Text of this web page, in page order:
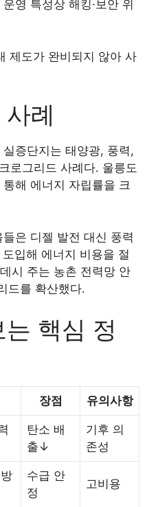
영 특성상 해킹·보안 위
제도가 완비되지 않아 사
례
증단지는 태양광, 풍력,
로그리드 사례다. 울릉도
해 에너지 자립률을 크
은 디젤 발전 대신 풍력
입해 에너지 비용을 절
시 주는 농촌 전력망 안
드를 확산했다.
는 핵심 정
장점 유의사항
탄소 배
출↓
기후 의
존성
수급 안
정
고비용